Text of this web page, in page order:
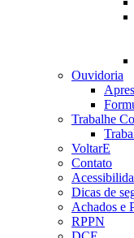
Ouvidoria
Trabalhe
VoltarE
Contato
Dicas de
Achados e
RPPN